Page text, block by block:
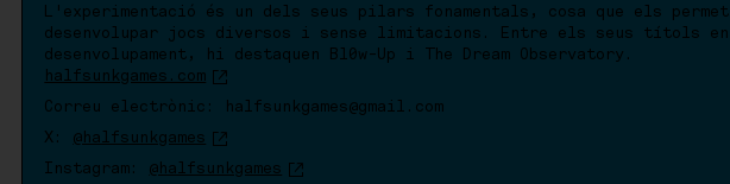
L'experimentació és un dels seus pilars fonamentals, cosa que els permet
desenvolupar jocs diversos i sense limitacions. Entre els seus títols en
desenvolupament, hi destaquen Bl0w-Up i The Dream Observatory.
halfsunkgames.com
Correu electrònic: halfsunkgames@gmail.com
X: @halfsunkgames
Instagram: @halfsunkgames